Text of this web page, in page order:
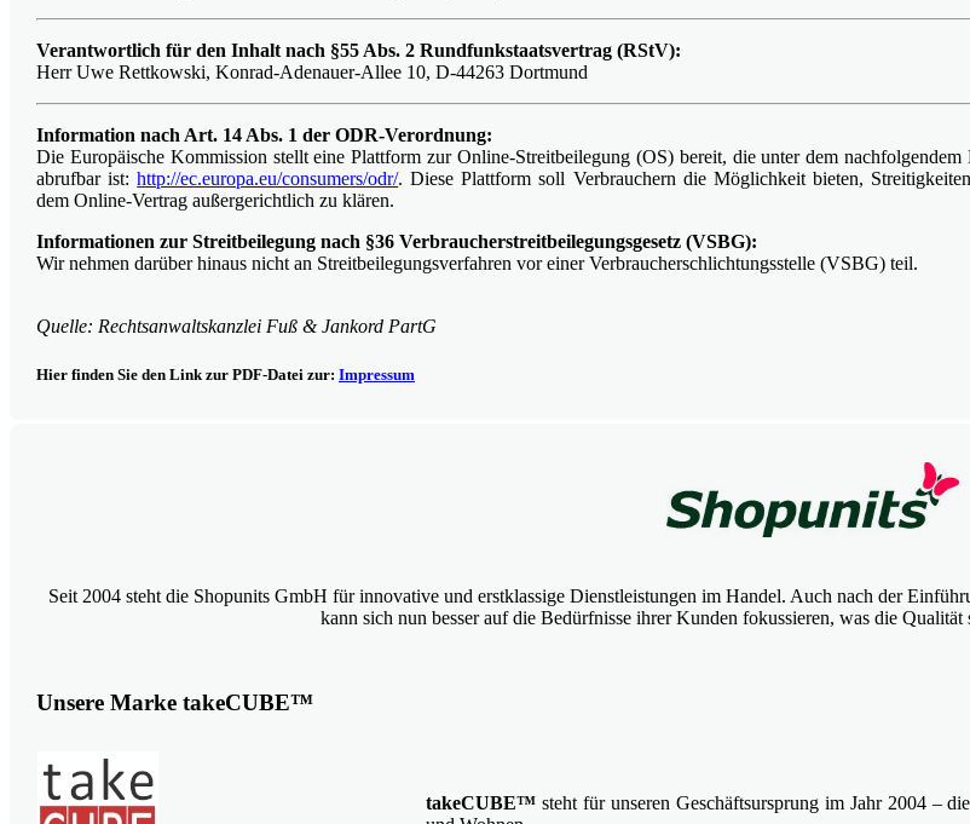
Verantwortlich für den Inhalt nach §55 Abs. 2 Rundfunkstaatsvertrag (RStV):
Herr Uwe Rettkowski, Konrad-Adenauer-Allee 10, D-44263 Dortmund
Information nach Art. 14 Abs. 1 der ODR-Verordnung:
Die Europäische Kommission stellt eine Plattform zur Online-Streitbeilegung (OS) bereit, die unter dem
abrufbar ist:http://ec.europa.eu/consumers/odr/. Diese Plattform soll Verbrauchern die Möglichkeit bieten,
dem Online-Vertrag außergerichtlich zu klären.
Informationen zur Streitbeilegung nach §36 Verbraucherstreitbeilegungsgesetz (VSBG):
Wir nehmen darüber hinaus nicht an Streitbeilegungsverfahren vor einer Verbraucherschlichtungsstelle (VSBG) teil.
Quelle: Rechtsanwaltskanzlei Fuß & Jankord PartG
Hier finden Sie den Link zur PDF-Datei zur: Impressum
Seit 2004 steht die Shopunits GmbH für innovative und erstklassige Dienstleistungen im Handel. Auch nach der
kann sich nun besser auf die Bedürfnisse ihrer Kunden fokussieren, was die
Unsere Marke takeCUBE™
takeCUBE™ steht für unseren Geschäftsursprung im Jahr 2004 –